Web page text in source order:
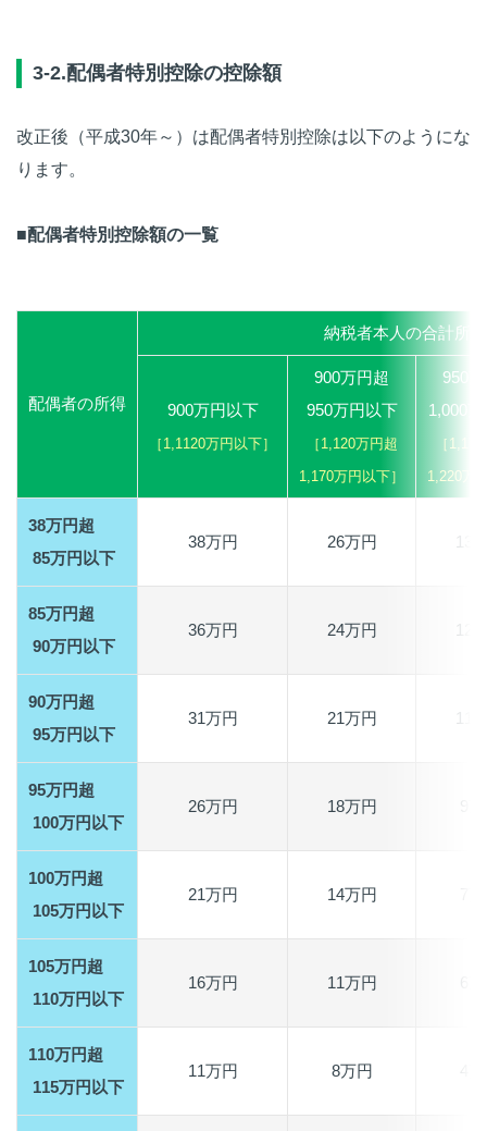
3-2.配偶者特別控除の控除額
改正後（平成30年～）は配偶者特別控除は以下のようにな
ります。
■配偶者特別控除額の一覧
配偶者の所得
納税者本人の合計所得
900万円以下
［1,1120万円以下］
900万円超
950万円以下
［1,120万円超
1,170万円以下］
950
1,000
［
1,220万
38万円超
85万円以下
38万円 26万円 13
85万円超
90万円以下
36万円 24万円 12
90万円超
95万円以下
31万円 21万円 11
95万円超
100万円以下
26万円 18万円
100万円超
105万円以下
21万円 14万円
105万円超
110万円以下
16万円 11万円
110万円超
115万円以下
11万円 8万円